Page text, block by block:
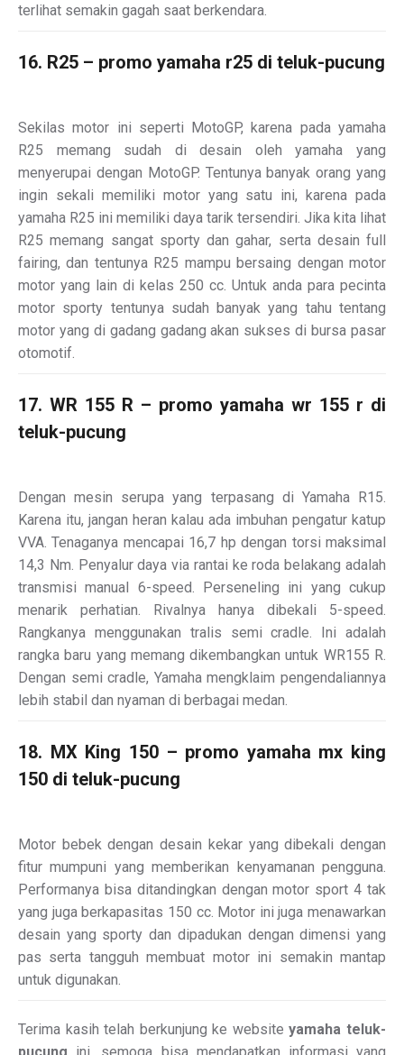
terlihat semakin gagah saat berkendara.
16. R25 – promo yamaha r25 di teluk-pucung
Sekilas motor ini seperti MotoGP, karena pada yamaha
R25 memang sudah di desain oleh yamaha yang
menyerupai dengan MotoGP. Tentunya banyak orang yang
ingin sekali memiliki motor yang satu ini, karena pada
yamaha R25 ini memiliki daya tarik tersendiri. Jika kita lihat
R25 memang sangat sporty dan gahar, serta desain full
fairing, dan tentunya R25 mampu bersaing dengan motor
motor yang lain di kelas 250 cc. Untuk anda para pecinta
motor sporty tentunya sudah banyak yang tahu tentang
motor yang di gadang gadang akan sukses di bursa pasar
otomotif.
17. WR 155 R – promo yamaha wr 155 r di
teluk-pucung
Dengan mesin serupa yang terpasang di Yamaha R15.
Karena itu, jangan heran kalau ada imbuhan pengatur katup
VVA. Tenaganya mencapai 16,7 hp dengan torsi maksimal
14,3 Nm. Penyalur daya via rantai ke roda belakang adalah
transmisi manual 6-speed. Perseneling ini yang cukup
menarik perhatian. Rivalnya hanya dibekali 5-speed.
Rangkanya menggunakan tralis semi cradle. Ini adalah
rangka baru yang memang dikembangkan untuk WR155 R.
Dengan semi cradle, Yamaha mengklaim pengendaliannya
lebih stabil dan nyaman di berbagai medan.
18. MX King 150 – promo yamaha mx king
150 di teluk-pucung
Motor bebek dengan desain kekar yang dibekali dengan
fitur mumpuni yang memberikan kenyamanan pengguna.
Performanya bisa ditandingkan dengan motor sport 4 tak
yang juga berkapasitas 150 cc. Motor ini juga menawarkan
desain yang sporty dan dipadukan dengan dimensi yang
pas serta tangguh membuat motor ini semakin mantap
untuk digunakan.
Terima kasih telah berkunjung ke websiteyamaha teluk-
pucung ini, semoga bisa mendapatkan informasi yang